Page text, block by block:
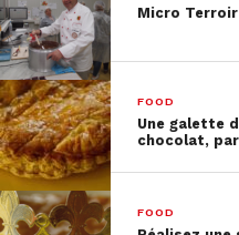
Micro
FOOD
Une galette
chocolat,
FOOD